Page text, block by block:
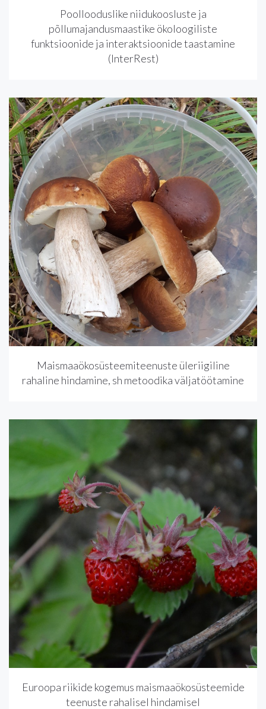
Poollooduslike niidukoosluste ja
põllumajandusmaastike ökoloogiliste
funktsioonide ja interaktsioonide taastamine
(InterRest)
Maismaaökosüsteemiteenuste üleriigiline
rahaline hindamine, sh metoodika väljatöötamine
Euroopa riikide kogemus maismaaökosüsteemide
teenuste rahalisel hindamisel